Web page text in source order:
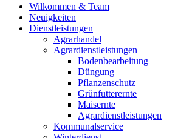
Wilkommen & Team
Neuigkeiten
Dienstleistungen
Agrarhandel
Agrardienstleistungen
Bodenbearbeitung
Düngung
Pflanzenschutz
Grünfutterernte
Maisernte
Agrardienstleistungen
Kommunalservice